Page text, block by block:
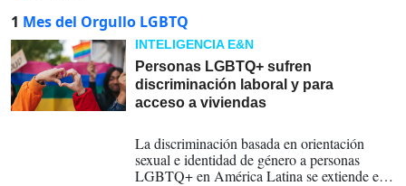
1 Mes del Orgullo LGBTQ
INTELIGENCIA E&N
Personas LGBTQ+ sufren
discriminación laboral y para
acceso a viviendas
La discriminación basada en orientación
sexual e identidad de género a personas
LGBTQ+ en América Latina se extiende en